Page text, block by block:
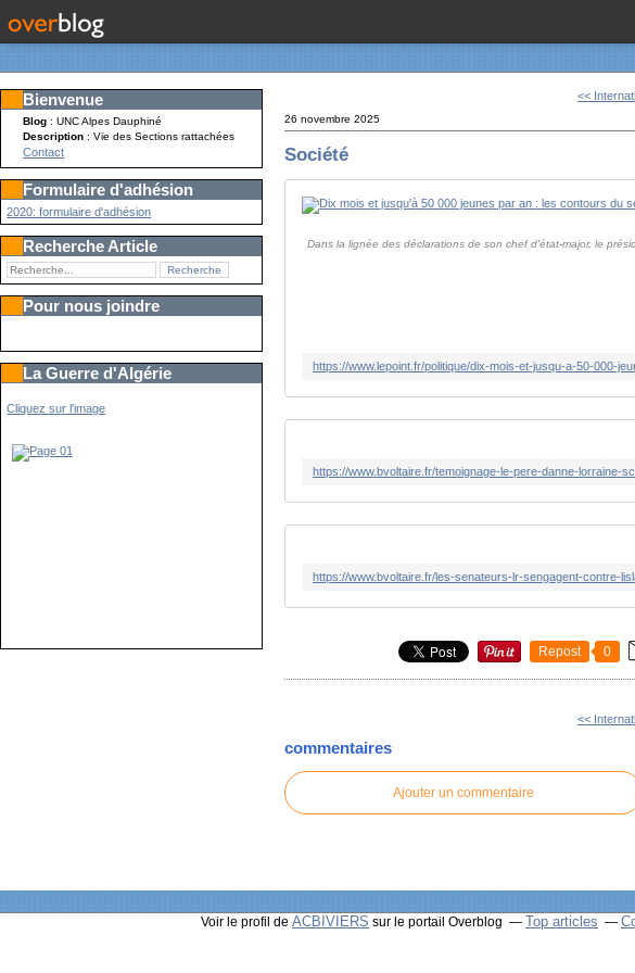
Bienvenue
Blog : UNC Alpes Dauphiné
Description: Vie des Sections rattachées
Contact
Formulaire d'adhésion
2020: formulaire d'adhésion
Recherche Article
Pour nous joindre
La Guerre d'Algérie
Cliquez sur l'image
<<
26 novembre 2025
Société
Dans la lignée des déclarations de son chef d'état-major, le
Repost 0
<<
commentaires
Ajouter un commentaire
Voir le profil de ACBIVIERS sur le portail Overblog Top articles